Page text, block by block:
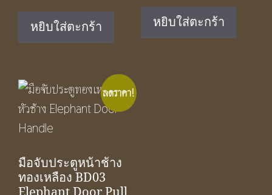
฿5,390.00.
฿3,590.00.
หยิบใส่ตะกร้า
was:
฿22,390.00.
หยิบใส่ตะกร้า
ลดราคา!
มือจับประตูหน้าช้าง
ทองเหลือง BD03